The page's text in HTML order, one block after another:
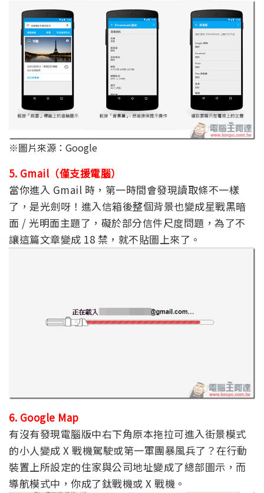
※圖片來源：Google
5. Gmail（僅支援電腦）
當你進入 Gmail 時，第一時間會發現讀取條不一樣
了，是光劍呀！進入信箱後整個背景也變成星戰黑暗
面 / 光明面主題了，礙於部分信件尺度問題，為了不
讓這篇文章變成 18 禁，就不貼圖上來了。
6. Google Map
有沒有發現電腦版中右下角原本拖拉可進入街景模式
的小人變成 X 戰機駕駛或第一軍團暴風兵了？在行動
裝置上所設定的住家與公司地址變成了總部圖示，而
導航模式中，你成了鈦戰機或 X 戰機。